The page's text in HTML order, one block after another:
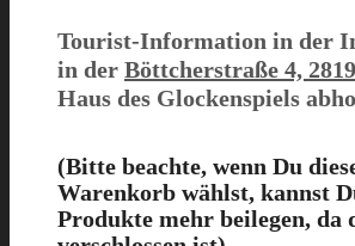
Tourist-Information in der
in der Böttcherstraße 4,
Haus des Glockenspiels
(Bitte beachte, wenn Du
Warenkorb wählst, kannst D
Produkte mehr beilegen, da